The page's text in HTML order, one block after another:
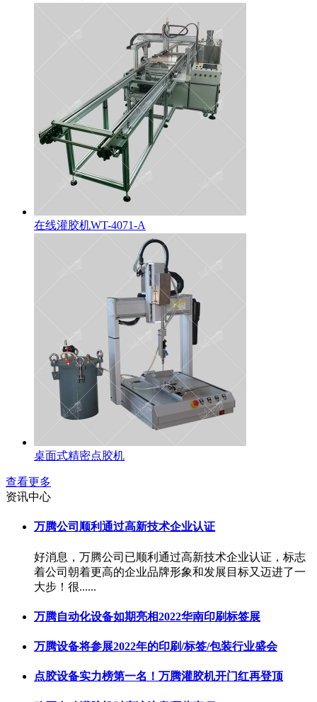
在线灌胶机WT-4071-A
桌面式精密点胶机
查看更多
资讯中心
万腾公司顺利通过高新技术企业认证
好消息，万腾公司已顺利通过高新技术企业认证，标志
着公司朝着更高的企业品牌形象和发展目标又迈进了一
大步！很......
万腾自动化设备如期亮相2022华南印刷标签展
万腾设备将参展2022年的印刷/标签/包装行业盛会
点胶设备实力榜第一名！万腾灌胶机开门红再登顶